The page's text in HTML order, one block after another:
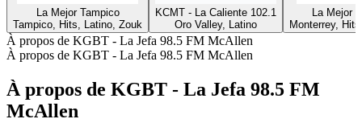
La Mejor Tampico
Tampico, Hits, Latino, Zouk
KCMT - La Caliente 102.1
Oro Valley, Latino
La Mejor
Monterrey,
À propos de KGBT - La Jefa 98.5 FM McAllen
À propos de KGBT - La Jefa 98.5 FM McAllen
À propos de KGBT - La Jefa 98.5 FM
McAllen